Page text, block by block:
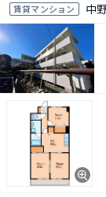
賃貸マンション 中